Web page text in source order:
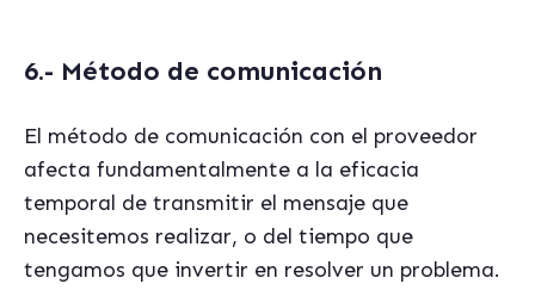
6.- Método de comunicación
El método de comunicación con el proveedor
afecta fundamentalmente a la eficacia
temporal de transmitir el mensaje que
necesitemos realizar, o del tiempo que
tengamos que invertir en resolver un problema.